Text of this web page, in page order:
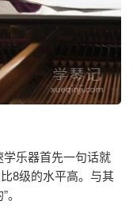
乐器首先一句话就
8级的水平高。与其